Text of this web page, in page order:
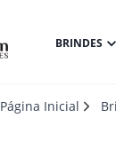
BRINDES
Página Inicial